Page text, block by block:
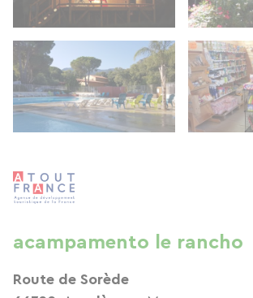
acampamento le rancho
Route de Sorède